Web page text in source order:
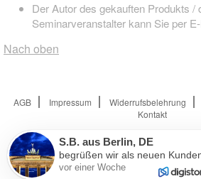
Der Autor des gekauften Produkts /
Seminarveranstalter kann Sie per
Nach oben
AGB Impressum Widerrufsbelehrung
Kontakt
Digistore24 GmbH, alle
S.B. aus Berlin, DE
begrüßen wir als neuen
vor einer Woche